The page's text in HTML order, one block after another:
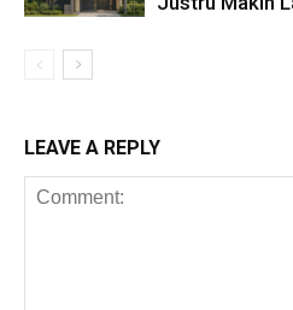
LEAVE A REPLY